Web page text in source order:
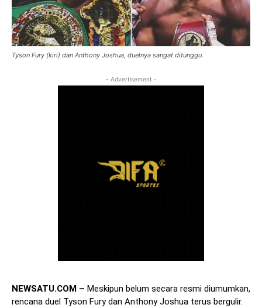
Tyson Fury (kiri) dan Anthony Joshua, duelnya sangat ditunggu.
- Advertisement -
NEWSATU.COM – Meskipun belum secara resmi diumumkan,
rencana duel Tyson Fury dan Anthony Joshua terus bergulir.